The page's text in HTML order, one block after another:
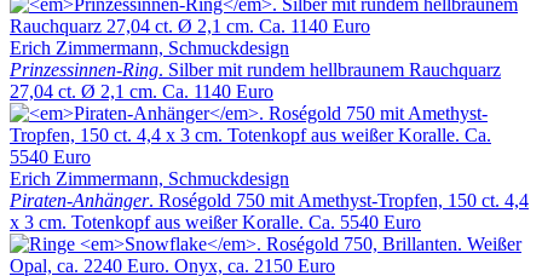
Erich Zimmermann, Schmuckdesign
Prinzessinnen-Ring. Silber mit rundem hellbraunem Rauchquarz
27,04 ct. Ø 2,1 cm. Ca. 1140 Euro
Erich Zimmermann, Schmuckdesign
Piraten-Anhänger. Roségold 750 mit Amethyst-Tropfen, 150 ct. 4,4
x 3 cm. Totenkopf aus weißer Koralle. Ca. 5540 Euro